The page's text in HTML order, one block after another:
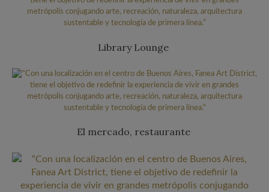
Library Lounge
El mercado, restaurante